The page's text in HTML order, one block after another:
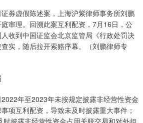
虚假陈述案，上海沪紫律师事务所刘鹏
审理。回溯此案互利配资，7月16日，公
收到中国证监会北京监管局《行政处罚决
实，随后拉开索赔序幕。（刘鹏律师专
年至2023年未按规定披露非经营性资金
项互利配资，导致未及时披露重大事件；